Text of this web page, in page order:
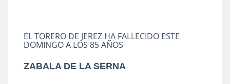
EL TORERO DE JEREZ HA FALLECIDO ESTE
DOMINGO A LOS 85 AÑOS
ZABALA DE LA SERNA